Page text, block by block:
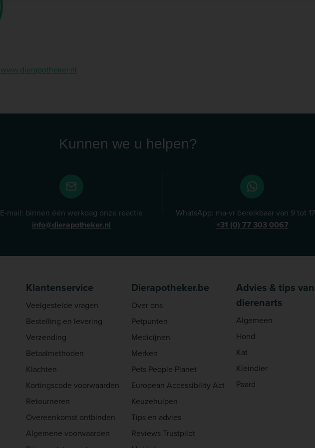
www.dierapotheker.nl
Kunnen we u helpen?
E-mail: binnen één werkdag onze reactie
info@dierapotheker.nl
WhatsApp: ma-vr bereikbaar van 9 tot
+31 (0) 77 303 0067
Klantenservice
Veelgestelde vragen
Bestelling en levering
Verzending
Betaalmethoden
Klachten
Kortingscode voorwaarden
Retourneren
Overeenkomst ontbinden
Algemene voorwaarden
Dierapotheker.be
Over ons
Petpunten
Medicijnen
Merken
Pets People Planet
European Accessibility Act
Keuzehulpen
Tips en advies
Reviews Trustpilot
Advies & tips
dierenarts
Algemeen
Hond
Kat
Kleindier
Paard